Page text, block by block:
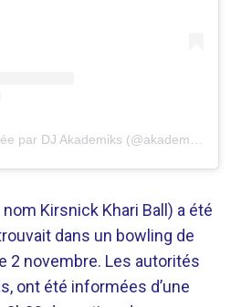
Kirsnick Khari Ball) a été
dans un bowling de
2 novembre. Les autorités
ont été informées d’une